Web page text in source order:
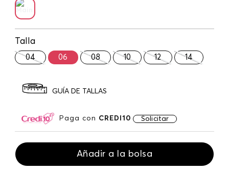
Talla
04 06 08 10 12 14
GUÍA DE TALLAS
Paga con CREDI10 Solicitar
Añadir a la bolsa